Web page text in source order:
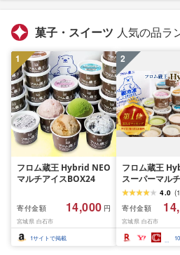
菓子・スイーツ 人気の品ラ
1
フロム蔵王 Hybrid NEO
マルチアイスBOX24
寄付金額 14,000 円
宮城県 白石市
1サイトで掲載
2
フロム蔵王
スーパーマル
BOX 24個 6種
クッキーミル
メル ミルク チ
ご 抹茶 アイス
イーツ 白石市
オンライン 申
4.0 (
寄付金額
宮城県 白石市
10